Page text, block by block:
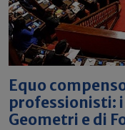
Equo
professionisti:
Geometri e di